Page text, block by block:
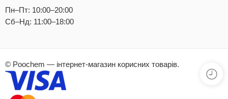
Пн–Пт: 10:00–20:00
Сб–Нд: 11:00–18:00
© Poochem — інтернет-магазин корисних товарів.